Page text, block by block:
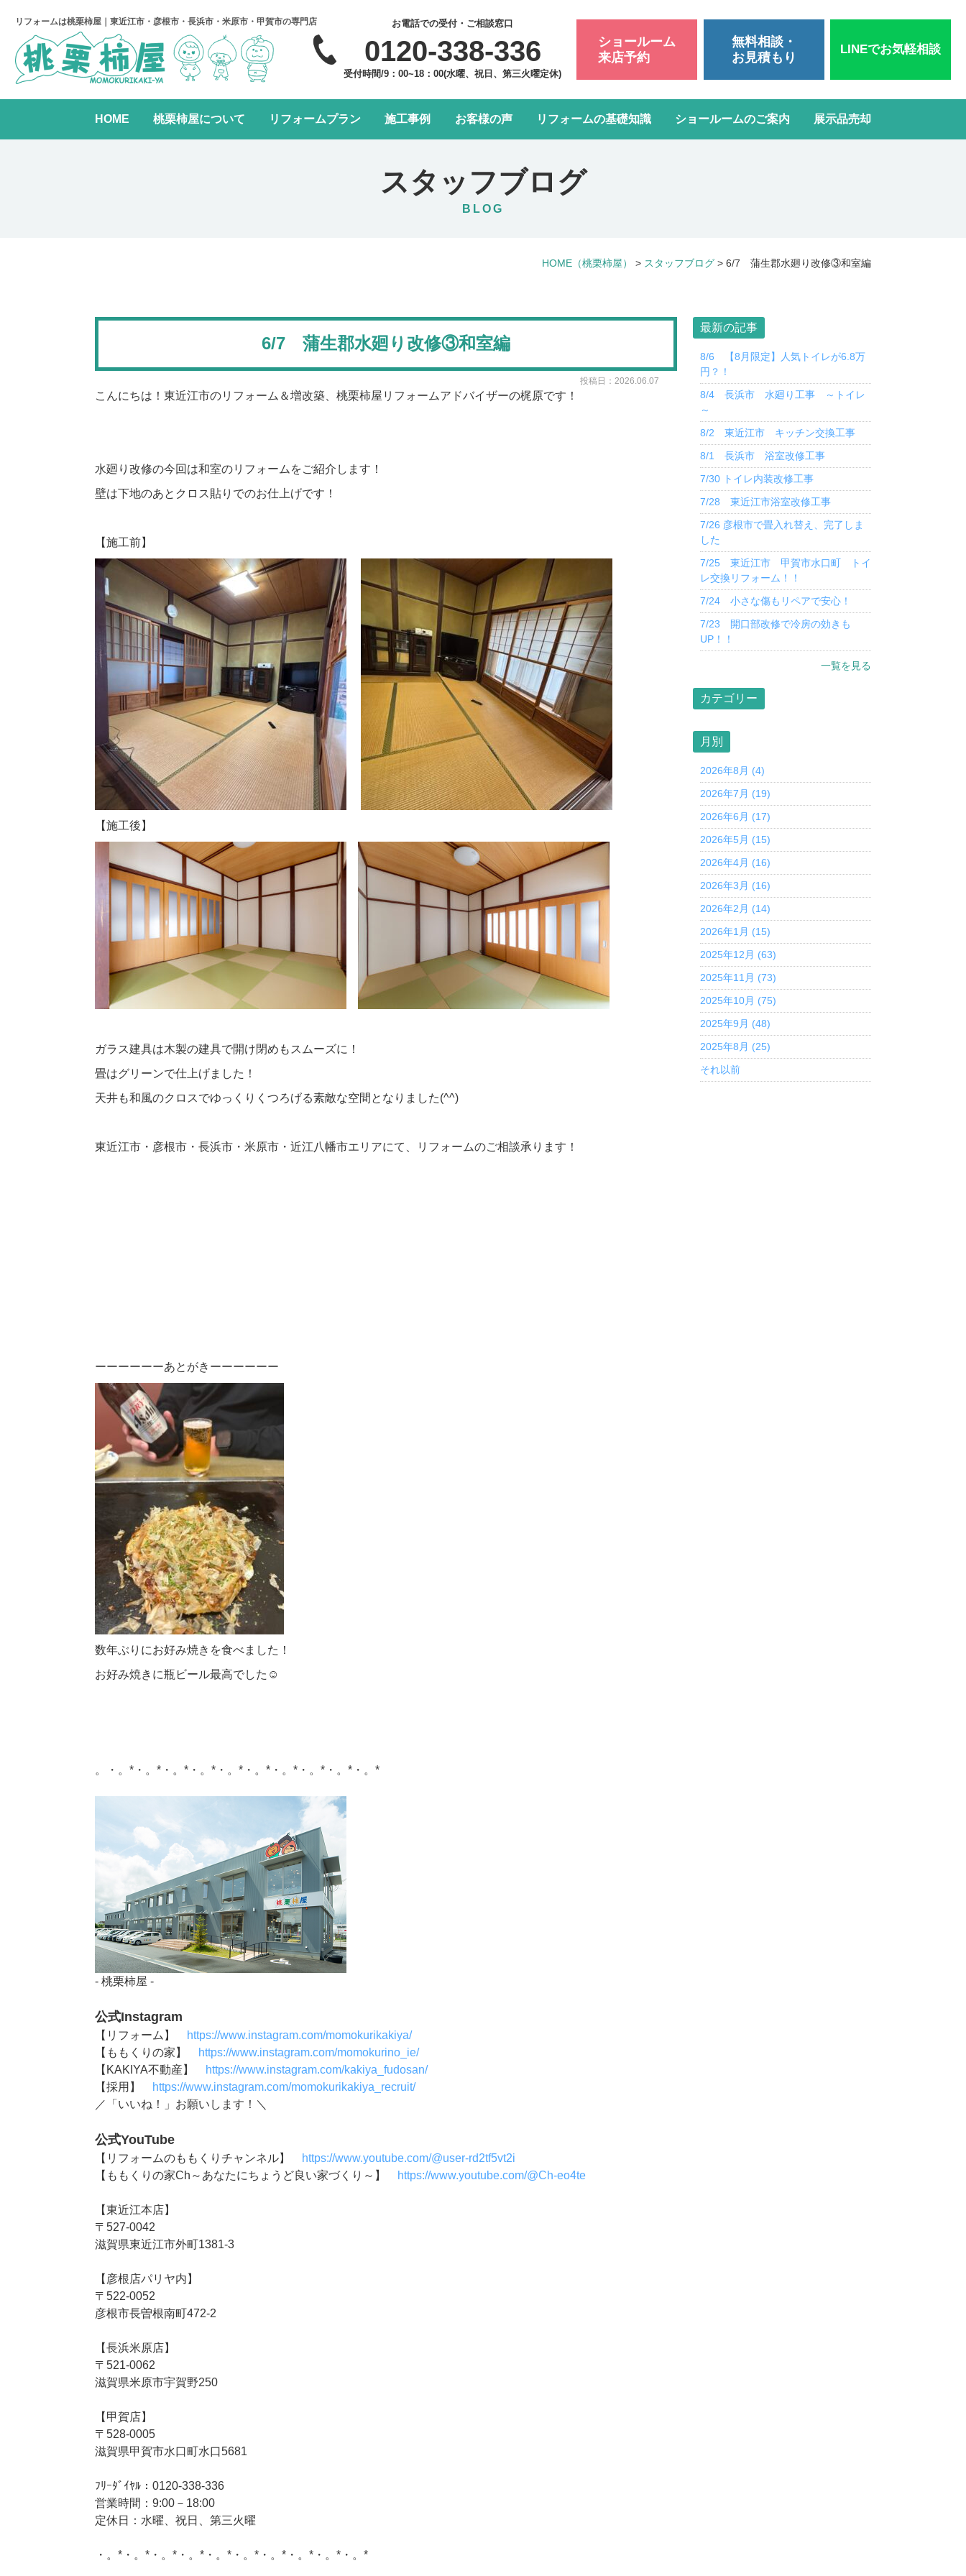
リフォームは桃栗柿屋｜東近江市・彦根市・長浜市・米原市・甲賀市の専門店 お電話での受付・ご相談窓口
0120-338-336
受付時間/9：00~18：00(水曜、祝日、第三火曜定休)
ショールーム
来店予約
無料相談・
お見積もり
LINEでお気軽相談
HOME 桃栗柿屋について リフォームプラン
水まわり4点パック LDK改装リフォーム
施工事例 お客様の声 リフォームの基礎知識 ショールームのご案内 展示品売却
スタッフブログ
BLOG
HOME （桃栗柿屋） > スタッフブログ > 6/7 蒲生郡水廻り改修③和室編
6/7 蒲生郡水廻り改修③和室編
投稿日：2026.06.07
こんにちは！東近江市のリフォーム＆増改築、桃栗柿屋リフォームアドバイザーの梶原です！
水廻り改修の今回は和室のリフォームをご紹介します！
壁は下地のあとクロス貼りでのお仕上げです！
【施工前】
【施工後】
ガラス建具は木製の建具で開け閉めもスムーズに！
畳はグリーンで仕上げました！
天井も和風のクロスでゆっくりくつろげる素敵な空間となりました(^^)
東近江市・彦根市・長浜市・米原市・近江八幡市エリアにて、リフォームのご相談承ります！
ーーーーーーあとがきーーーーーー
数年ぶりにお好み焼きを食べました！
お好み焼きに瓶ビール最高でした☺
。・。*・。*・。*・。*・。*・。*・。*・。*・。*・。*
- 桃栗柿屋 -
公式Instagram
【リフォーム】
https://www.instagram.com/momokurikakiya/
【ももくりの家】
https://www.instagram.com/momokurino_ie/
【KAKIYA不動産】
https://www.instagram.com/kakiya_fudosan/
【採用】
https://www.instagram.com/momokurikakiya_recruit/
／「いいね！」お願いします！＼
公式YouTube
【リフォームのももくりチャンネル】
https://www.youtube.com/@user-rd2tf5vt2i
【ももくりの家Ch～あなたにちょうど良い家づくり～】
https://www.youtube.com/@Ch-eo4te
【東近江本店】
〒527-0042
滋賀県東近江市外町1381-3
【彦根店パリヤ内】
〒522-0052
彦根市長曽根南町472-2
【長浜米原店】
〒521-0062
滋賀県米原市宇賀野250
【甲賀店】
〒528-0005
滋賀県甲賀市水口町水口5681
ﾌﾘｰﾀﾞｲﾔﾙ：0120-338-336
営業時間：9:00－18:00
定休日：水曜、祝日、第三火曜
・。*・。*・。*・。*・。*・。*・。*・。*・。*・。*
最新の記事
8/6 【8月限定】人気トイレが6.8万
円？！
8/4 長浜市 水廻り工事 ～トイレ
～
8/2 東近江市 キッチン交換工事
8/1 長浜市 浴室改修工事
7/30 トイレ内装改修工事
7/28 東近江市浴室改修工事
7/26 彦根市で畳入れ替え、完了しま
した
7/25 東近江市 甲賀市水口町 トイ
レ交換リフォーム！！
7/24 小さな傷もリペアで安心！
7/23 開口部改修で冷房の効きも
UP！！
一覧を見る
カテゴリー
月別
2026年8月 (4)
2026年7月 (19)
2026年6月 (17)
2026年5月 (15)
2026年4月 (16)
2026年3月 (16)
2026年2月 (14)
2026年1月 (15)
2025年12月 (63)
2025年11月 (73)
2025年10月 (75)
2025年9月 (48)
2025年8月 (25)
それ以前